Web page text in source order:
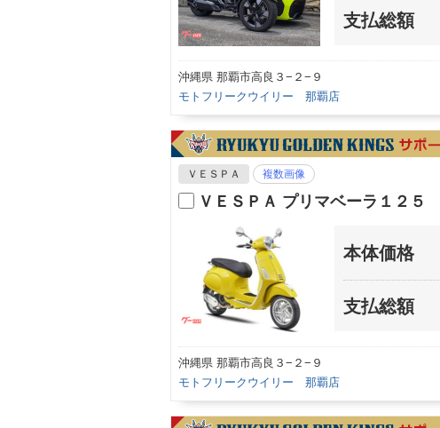
支払総額
沖縄県 那覇市高良３−２−９
モトフリークウイリー 那覇店
ＶＥＳＰＡ 複数画像
ＶＥＳＰＡ プリマベーラ１２５
本体価格
支払総額
沖縄県 那覇市高良３−２−９
モトフリークウイリー 那覇店